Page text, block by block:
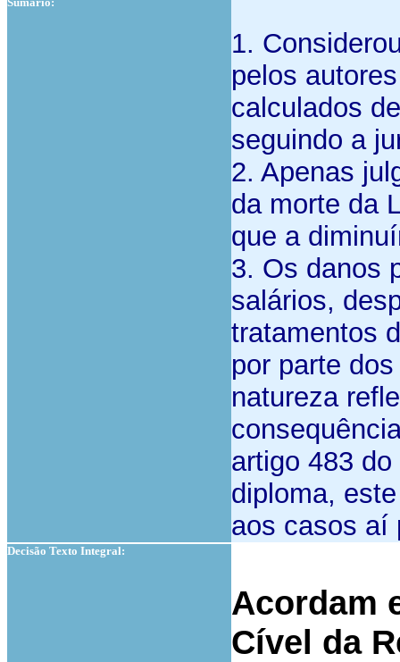
1.
pelos
calculados
seguindo a
2. Apenas
da morte da
que a
3. Os danos
salários,
tratamentos
por parte
natureza
artigo 483
diploma,
aos casos aí
Decisão Texto Integral:
Acordam
Cível da